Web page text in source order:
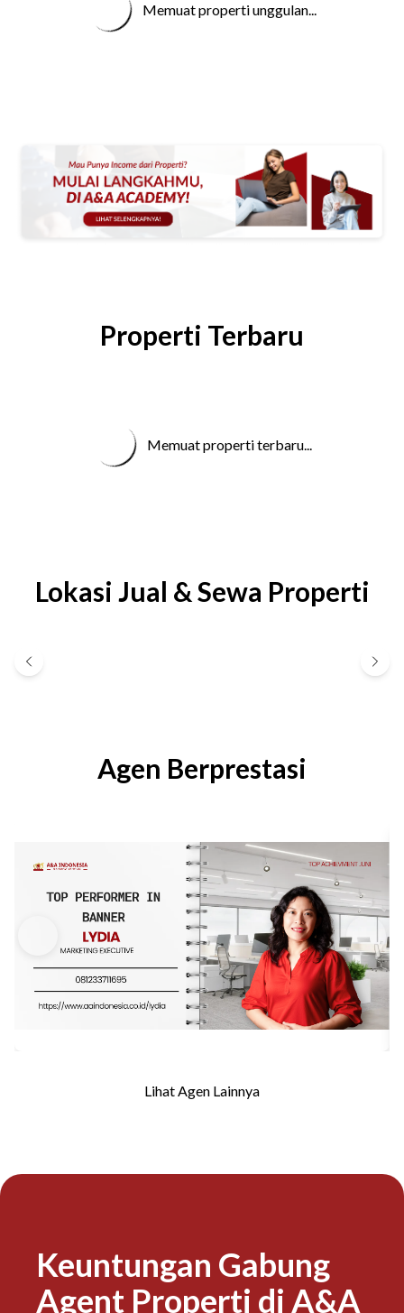
Memuat properti unggulan...
Properti Terbaru
Memuat properti terbaru...
Lokasi Jual & Sewa Properti
Agen Berprestasi
Lihat Agen Lainnya
Keuntungan Gabung
Agent Properti di A&A